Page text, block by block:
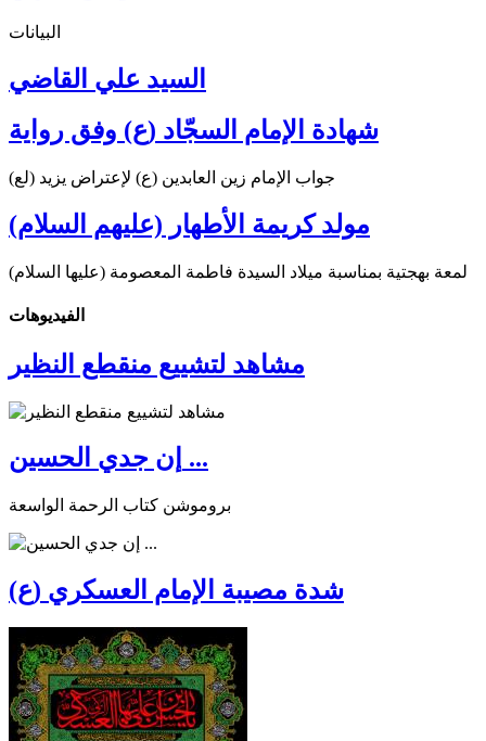
البيانات
السيد علي القاضي
شهادة الإمام السجّاد (ع) وفق رواية
جواب الإمام زين العابدين (ع) لإعتراض يزيد (لع)
مولد كريمة الأطهار (عليهم السلام)
لمعة بهجتية بمناسبة ميلاد السيدة فاطمة المعصومة (عليها السلام)
الفیدیوهات
مشاهد لتشييع منقطع النظير
إن جدي الحسين ...
بروموشن كتاب الرحمة الواسعة
شدة مصيبة الإمام العسكري (ع)